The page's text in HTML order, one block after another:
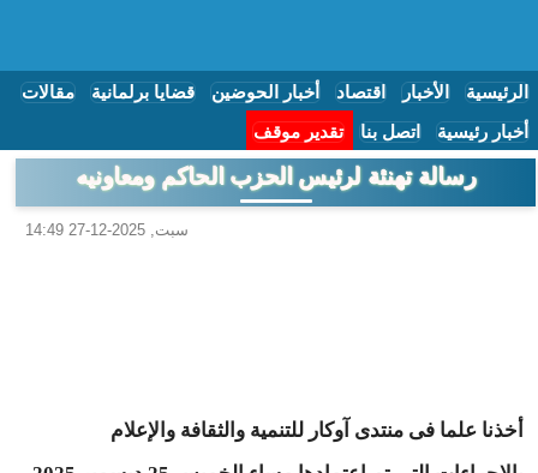
الرئيسية الأخبار اقتصاد أخبار الحوضين قضايا برلمانية مقالات
أخبار رئيسية اتصل بنا تقدير موقف
رسالة تهنئة لرئيس الحزب الحاكم ومعاونيه
سبت, 2025-12-27 14:49
أخذنا علما فى منتدى آوكار للتنمية والثقافة والإعلام